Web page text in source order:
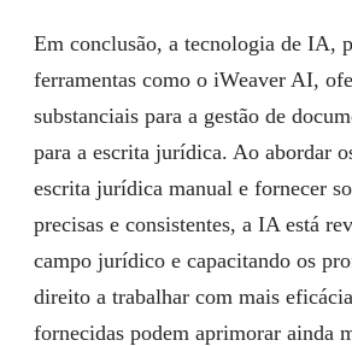
Em conclusão, a tecnologia de IA,
ferramentas como o iWeaver AI,
substanciais para a gestão de
para a escrita jurídica. Ao abordar
escrita jurídica manual e fornecer
precisas e consistentes, a IA está
campo jurídico e capacitando os
direito a trabalhar com mais
fornecidas podem aprimorar ainda